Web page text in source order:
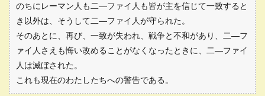
のちにレーマン人も二―ファイ人も皆が主を信じて一致すると
き以外は、そうして二―ファイ人が守られた。
そのあとに、再び、一致が失われ、戦争と不和があり、二―フ
ァイ人さえも悔い改めることがなくなったときに、二―ファイ
人は滅ぼされた。
これも現在のわたしたちへの警告である。